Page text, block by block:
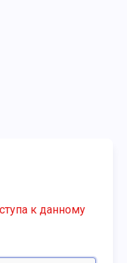
к данному